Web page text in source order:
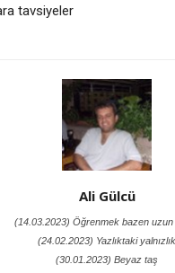
tavsiyeler
Ali Gülcü
(14.03.2023) Öğrenmek bazen
(24.02.2023) Yazlıktaki yalnızlık
(30.01.2023) Beyaz taş